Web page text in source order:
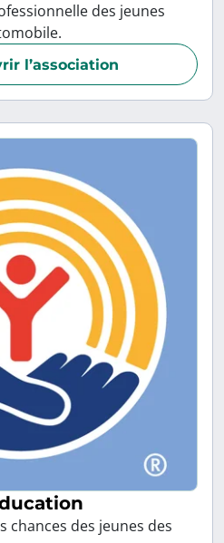
des jeunes
l’association
chances des jeunes des